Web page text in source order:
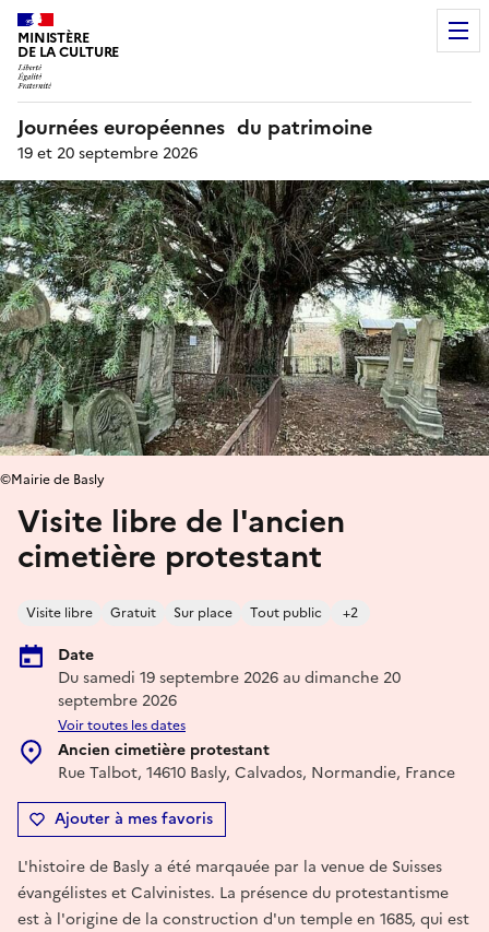
MINISTÈRE
DE LA CULTURE
Journées européennes du patrimoine
19 et 20 septembre 2026
Visite libre de l'ancien
cimetière protestant
Visite libre Gratuit Sur place Tout public +2
Date
Du samedi 19 septembre 2026 au dimanche 20
septembre 2026
Voir toutes les dates
Ancien cimetière protestant
Rue Talbot, 14610 Basly, Calvados, Normandie, France
Ajouter à mes favoris
©Mairie de Basly
L'histoire de Basly a été marqauée par la venue de Suisses
évangélistes et Calvinistes. La présence du protestantisme
est à l'origine de la construction d'un temple en 1685, qui est